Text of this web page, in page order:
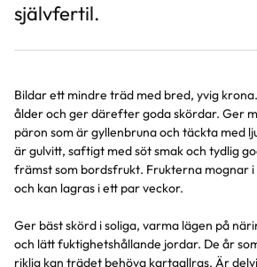
självfertil.
Bildar ett mindre träd med bred, yvig
ålder och ger därefter goda skördar. Ger
päron som är gyllenbruna och täckta med
är gulvitt, saftigt med söt smak och tydlig
främst som bordsfrukt. Frukterna mognar
och kan lagras i ett par veckor.
Ger bäst skörd i soliga, varma lägen på
och lätt fuktighetshållande jordar. De år
riklig kan trädet behöva kartgallras. Är